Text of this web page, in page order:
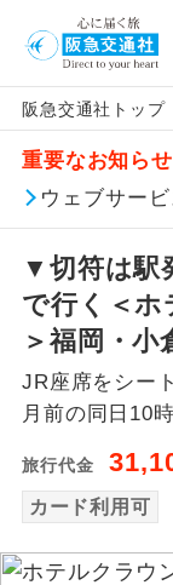
阪急交通社トップ
重要なお知らせ
ウェブサー
▼切符は駅
で行く＜ホ
＞福岡・小
JR座席をシー
月前の同日10
旅行代金
カード利用可
アイコン
添乗員同行
現地添乗員同
行
バスガイド乗
務
世界遺産